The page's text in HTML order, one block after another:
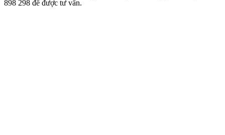
898 298 để được tư vấn.